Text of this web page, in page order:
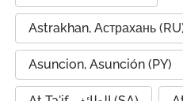
Astrakhan, Астрахань
Asuncion, Asunción (PY)